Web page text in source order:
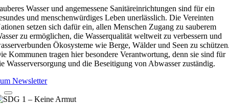
Wasser und angemessene Sanitäreinrichtungen sind für ein
und menschenwürdiges Leben unerlässlich. Die Vereinten
setzen sich dafür ein, allen Menschen Zugang zu sauberem
zu ermöglichen, die Wasserqualität weltweit zu verbessern und
Ökosysteme wie Berge, Wälder und Seen zu
Kommunen tragen hier besondere Verantwortung, denn sie sind für
Wasserversorgung und die Beseitigung von Abwasser zuständig.
Newsletter